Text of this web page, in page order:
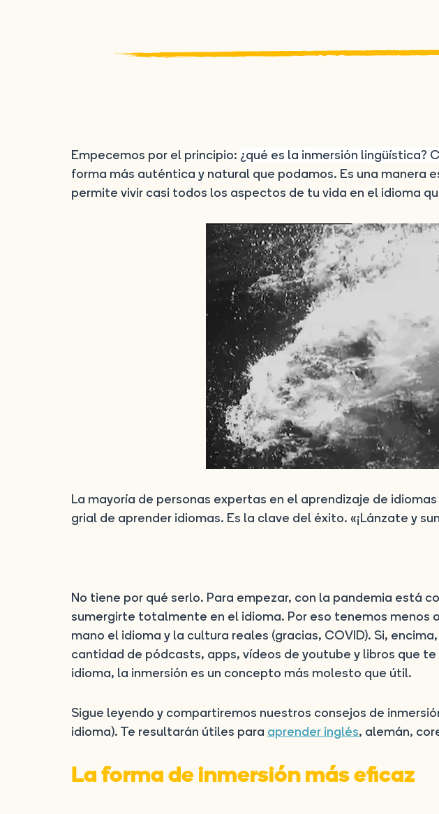
Empecemos por el principio: ¿qué es la inmersión lingüística? C
forma más auténtica y natural que podamos. Es una manera
permite vivir casi todos los aspectos de tu vida en el idioma
La mayoría de personas expertas en el aprendizaje de
grial de aprender idiomas. Es la clave del éxito. «¡Lánzate y
No tiene por qué serlo. Para empezar, con la pandemia está
sumergirte totalmente en el idioma. Por eso tenemos menos
mano el idioma y la cultura reales (gracias, COVID). Si,
cantidad de pódcasts, apps, vídeos de youtube y libros que
idioma, la inmersión es un concepto más molesto que útil.
Sigue leyendo y compartiremos nuestros consejos de
idioma). Te resultarán útiles para aprender inglés, alemán,
La forma de inmersión más eficaz